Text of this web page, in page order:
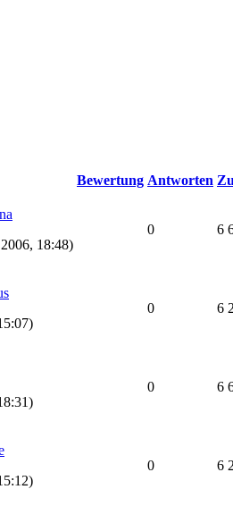
Bewertung Antworten
18:48)
0 6
0 6
0 6
0 6